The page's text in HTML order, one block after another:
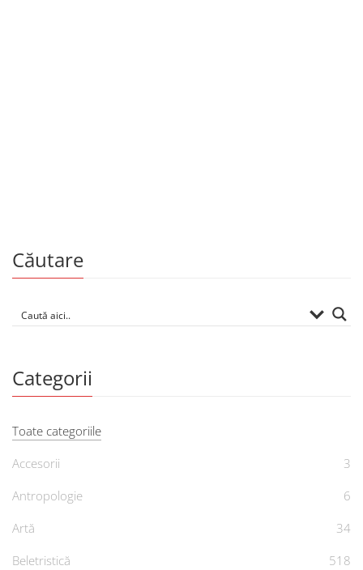
Căutare
Categorii
Toate categoriile
Accesorii
3
Antropologie
6
Artă
34
Beletristică
518